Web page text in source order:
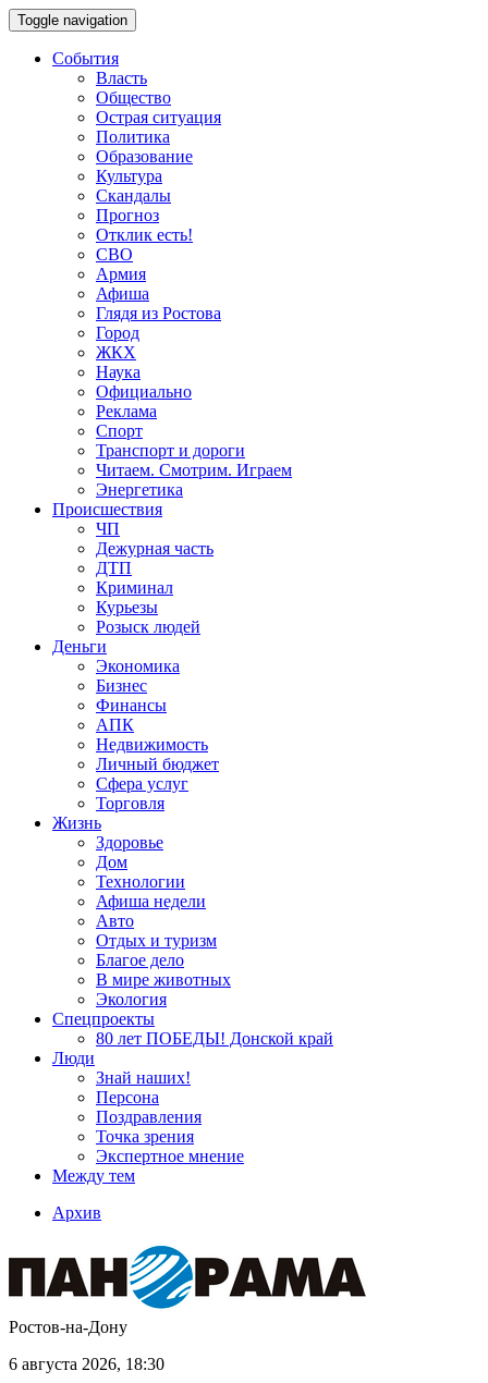
Toggle navigation
События
Власть
Общество
Острая ситуация
Политика
Образование
Культура
Скандалы
Прогноз
Отклик есть!
СВО
Армия
Афиша
Глядя из Ростова
Город
ЖКХ
Наука
Официально
Реклама
Спорт
Транспорт и дороги
Читаем. Смотрим. Играем
Энергетика
Происшествия
ЧП
Дежурная часть
ДТП
Криминал
Курьезы
Розыск людей
Деньги
Экономика
Бизнес
Финансы
АПК
Недвижимость
Личный бюджет
Сфера услуг
Торговля
Жизнь
Здоровье
Дом
Технологии
Афиша недели
Авто
Отдых и туризм
Благое дело
В мире животных
Экология
Спецпроекты
80 лет ПОБЕДЫ! Донской край
Люди
Знай наших!
Персона
Поздравления
Точка зрения
Экспертное мнение
Между тем
Архив
Ростов-на-Дону
6 августа 2026, 18:30